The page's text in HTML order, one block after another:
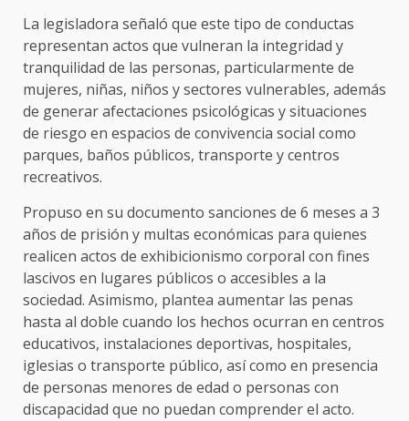
La legisladora señaló que este tipo de conductas
representan actos que vulneran la integridad y
tranquilidad de las personas, particularmente de
mujeres, niñas, niños y sectores vulnerables, además
de generar afectaciones psicológicas y situaciones
de riesgo en espacios de convivencia social como
parques, baños públicos, transporte y centros
recreativos.
Propuso en su documento sanciones de 6 meses a 3
años de prisión y multas económicas para quienes
realicen actos de exhibicionismo corporal con fines
lascivos en lugares públicos o accesibles a la
sociedad. Asimismo, plantea aumentar las penas
hasta al doble cuando los hechos ocurran en centros
educativos, instalaciones deportivas, hospitales,
iglesias o transporte público, así como en presencia
de personas menores de edad o personas con
discapacidad que no puedan comprender el acto.